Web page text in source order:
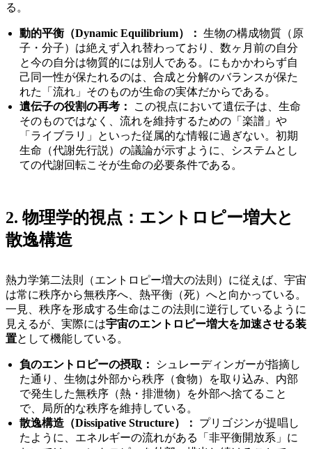
る。
動的平衡（Dynamic Equilibrium）： 生物の構成物質（原
子・分子）は絶えず入れ替わっており、数ヶ月前の自分
と今の自分は物質的には別人である。にもかかわらず自
己同一性が保たれるのは、合成と分解のバランスが保た
れた「流れ」そのものが生命の実体だからである。
遺伝子の役割の再考：
この視点において遺伝子は、生命
そのものではなく、流れを維持するための「楽譜」や
「ライブラリ」といった従属的な情報に過ぎない。初期
生命（代謝先行説）の議論が示すように、システムとし
ての代謝回転こそが生命の必要条件である。
2. 物理学的視点：エントロピー増大と
散逸構造
熱力学第二法則（エントロピー増大の法則）に従えば、宇宙
は常に秩序から無秩序へ、熱平衡（死）へと向かっている。
一見、秩序を形成する生命はこの法則に逆行しているように
見えるが、実際には宇宙のエントロピー増大を加速させる装
置として機能している。
負のエントロピーの摂取：
シュレーディンガーが指摘し
た通り、生物は外部から秩序（食物）を取り込み、内部
で発生した無秩序（熱・排泄物）を外部へ捨てること
で、局所的な秩序を維持している。
散逸構造（Dissipative Structure）：
プリゴジンが提唱し
たように、エネルギーの流れがある「非平衡開放系」に